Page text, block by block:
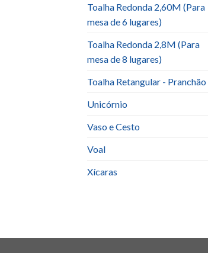
Toalha Redonda 2,60M (Para
mesa de 6 lugares)
Toalha Redonda 2,8M (Para
mesa de 8 lugares)
Toalha Retangular - Pranchão
Unicórnio
Vaso e Cesto
Voal
Xícaras